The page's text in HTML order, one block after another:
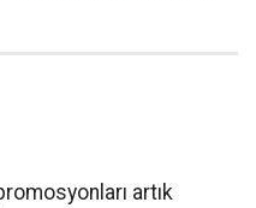
artık